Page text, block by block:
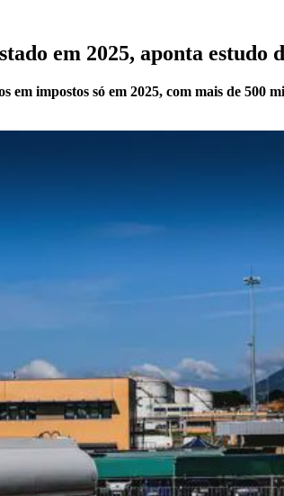
em 2025, aponta estudo
impostos só em 2025, com mais de 500